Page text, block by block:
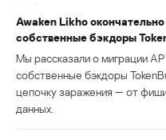
Awaken Likho
собственные бэкдоры
Мы рассказали о миграции
собственные бэкдоры
цепочку заражения — от
данных.